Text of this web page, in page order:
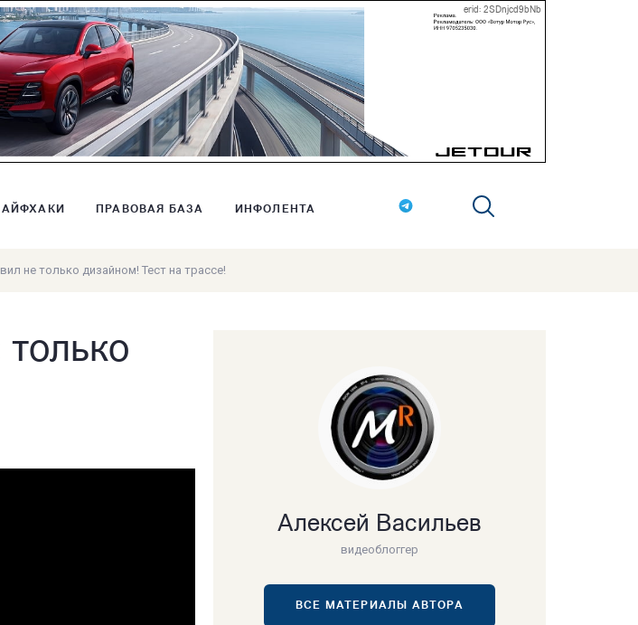
erid: 2SDnjcd9bNb
ПРАВОВАЯ БАЗА ИНФОЛЕНТА
не только дизайном! Тест на трассе!
Алексей Васильев
видеоблоггер
ВСЕ МАТЕРИАЛЫ АВТОРА